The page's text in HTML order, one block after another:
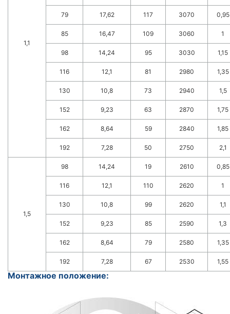
1,1
79 17,62 117 3070 0,95
85 16,47 109 3060 1
98 14,24 95 3030 1,15
116 12,1 81 2980 1,35
130 10,8 73 2940 1,5
152 9,23 63 2870 1,75
162 8,64 59 2840 1,85
192 7,28 50 2750 2,1
1,5
98 14,24 19 2610 0,85
116 12,1 110 2620 1
130 10,8 99 2620 1,1
152 9,23 85 2590 1,3
162 8,64 79 2580 1,35
192 7,28 67 2530 1,55
Монтажное положение: